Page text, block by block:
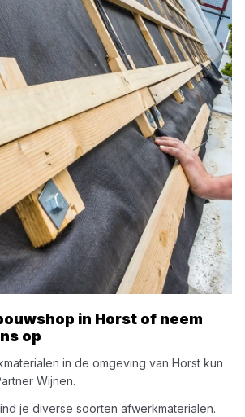
in Horst of neem
op
in de omgeving van Horst kun
Wijnen.
je diverse soorten afwerkmaterialen.